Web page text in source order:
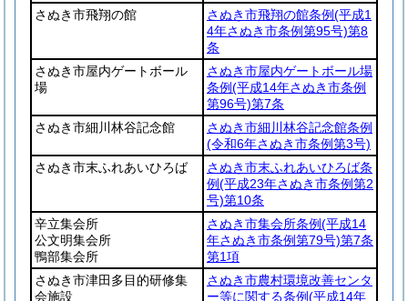
さぬき市飛翔の館
さぬき市飛翔の館条例(平成1
4年さぬき市条例第95号)第8
条
さぬき市屋内ゲートボール
場
さぬき市屋内ゲートボール場
条例(平成14年さぬき市条例
第96号)第7条
さぬき市細川林谷記念館
さぬき市細川林谷記念館条例
(令和6年さぬき市条例第3号)
さぬき市末ふれあいひろば
さぬき市末ふれあいひろば条
例(平成23年さぬき市条例第2
号)第10条
辛立集会所
公文明集会所
鴨部集会所
さぬき市集会所条例(平成14
年さぬき市条例第79号)第7条
第1項
さぬき市津田多目的研修集
会施設
さぬき市農村環境改善センタ
ー等に関する条例(平成14年